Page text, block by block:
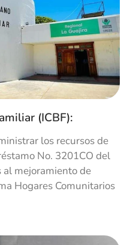
FRÍOS Y
Lanzamiento a nivel nacional.
Implementación del
Integral. Constitución del
y firma del contrato de fiducia.
de inversión FONDO
ahora CARTERAS
(ICBF):
los recursos de
No. 3201CO del
mejoramiento de
Hogares Comunitarios